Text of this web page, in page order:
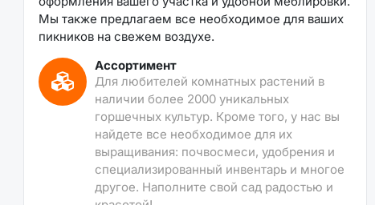
Мы также предлагаем все необходимое для ваших
пикников на свежем воздухе.
Ассортимент
Для любителей комнатных растений в
наличии более 2000 уникальных
горшечных культур. Кроме того, у нас вы
найдете все необходимое для их
выращивания: почвосмеси, удобрения и
специализированный инвентарь и многое
другое. Наполните свой сад радостью и